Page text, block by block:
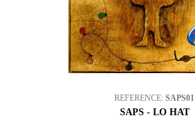
REFERENCE: SAPS01
SAPS - LO HAT